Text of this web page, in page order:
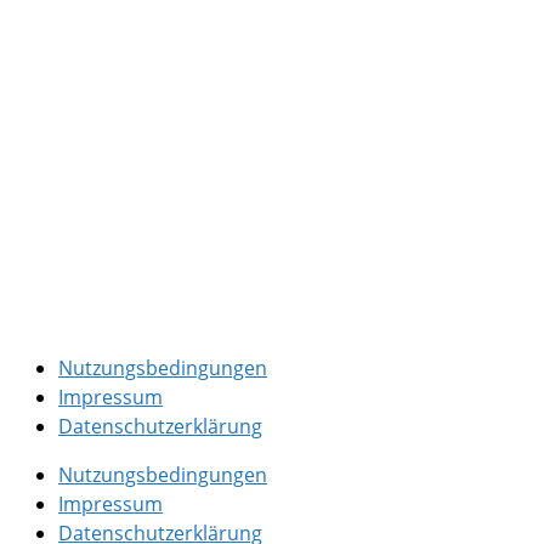
Nutzungsbedingungen
Impressum
Datenschutzerklärung
Nutzungsbedingungen
Impressum
Datenschutzerklärung